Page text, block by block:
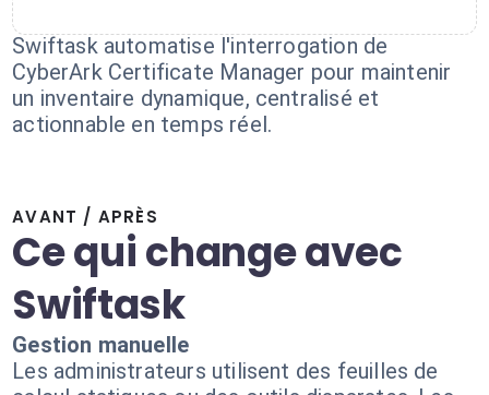
Swiftask automatise l'interrogation de
CyberArk Certificate Manager pour maintenir
un inventaire dynamique, centralisé et
actionnable en temps réel.
AVANT / APRÈS
Ce qui change avec
Swiftask
Gestion manuelle
Les administrateurs utilisent des feuilles de